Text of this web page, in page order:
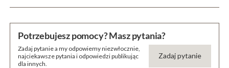
Potrzebujesz pomocy? Masz pytania?
Zadaj pytanie a my odpowiemy niezwłocznie,
najciekawsze pytania i odpowiedzi publikując
dla innych.
Zadaj pytanie